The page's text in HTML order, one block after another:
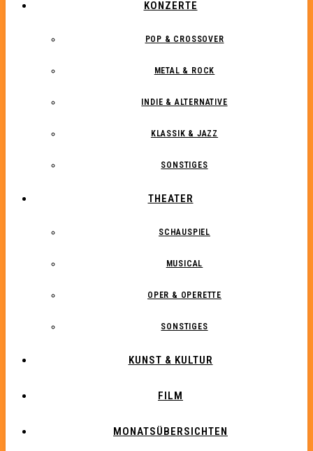
KONZERTE
POP & CROSSOVER
METAL & ROCK
INDIE & ALTERNATIVE
KLASSIK & JAZZ
SONSTIGES
THEATER
SCHAUSPIEL
MUSICAL
OPER & OPERETTE
SONSTIGES
KUNST & KULTUR
FILM
MONATSÜBERSICHTEN